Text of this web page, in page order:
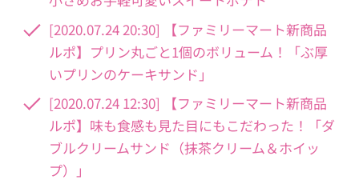
[2020.07.24 20:30] 【ファミリーマート新商品
ルポ】プリン丸ごと1個のボリューム！「ぶ厚
いプリンのケーキサンド」
[2020.07.24 12:30] 【ファミリーマート新商品
ルポ】味も食感も見た目にもこだわった！「ダ
ブルクリームサンド（抹茶クリーム＆ホイッ
プ）」